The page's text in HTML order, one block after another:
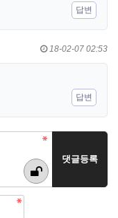
답변
18-02-07 02:53
답변